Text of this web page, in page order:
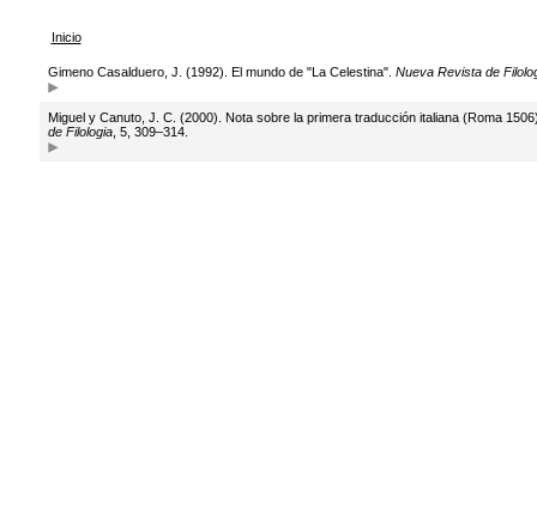
Inicio
Gimeno Casalduero, J. (1992). El mundo de "La Celestina". Nueva Revista de
Miguel y Canuto, J. C. (2000). Nota sobre la primera traducción italiana (Roma
de Filologia, 5, 309–314.